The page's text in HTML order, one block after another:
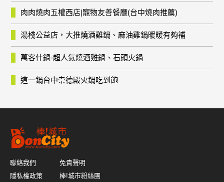
肉肉燒肉五權西店|寵物友善餐廳(台中燒肉推薦)
湯棧公益店，大推燒酒雞鍋、麻油雞鍋暖暖有夠補
萬客什鍋-超人氣燒酒雞鍋、石頭火鍋
這一鍋台中崇德殿火鍋吃到飽
聯絡我們
免責聲明
隱私權政策
棒!城市粉絲團